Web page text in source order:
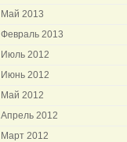
Май 2013
Февраль 2013
Июль 2012
Июнь 2012
Май 2012
Апрель 2012
Март 2012